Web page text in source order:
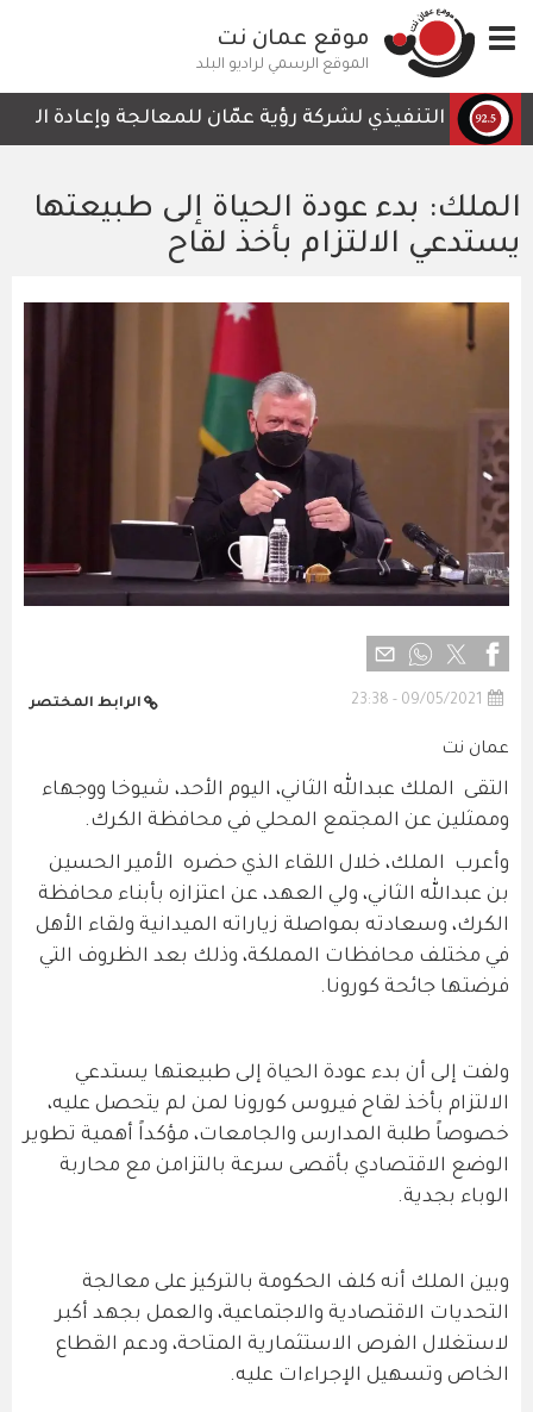
إلى
المحتوى
الرئيسي
Toggle
navigation
موقع عمان نت
الموقع الرسمي لراديو البلد
التنفيذي لشركة رؤية عمّان للمعالجة وإعادة
الملك: بدء عودة الحياة إلى طبيعتها
يستدعي الالتزام بأخذ لقاح
09/05/2021 - 23:38 الرابط المختصر
عمان نت
التقى الملك عبدالله الثاني، اليوم الأحد، شيوخا ووجهاء
وممثلين عن المجتمع المحلي في محافظة الكرك.
وأعرب الملك، خلال اللقاء الذي حضره الأمير الحسين
بن عبدالله الثاني، ولي العهد، عن اعتزازه بأبناء محافظة
الكرك، وسعادته بمواصلة زياراته الميدانية ولقاء الأهل
في مختلف محافظات المملكة، وذلك بعد الظروف التي
فرضتها جائحة كورونا.
ولفت إلى أن بدء عودة الحياة إلى طبيعتها يستدعي
الالتزام بأخذ لقاح فيروس كورونا لمن لم يتحصل عليه،
خصوصاً طلبة المدارس والجامعات، مؤكداً أهمية تطوير
الوضع الاقتصادي بأقصى سرعة بالتزامن مع محاربة
الوباء بجدية.
وبين الملك أنه كلف الحكومة بالتركيز على معالجة
التحديات الاقتصادية والاجتماعية، والعمل بجهد أكبر
لاستغلال الفرص الاستثمارية المتاحة، ودعم القطاع
الخاص وتسهيل الإجراءات عليه.